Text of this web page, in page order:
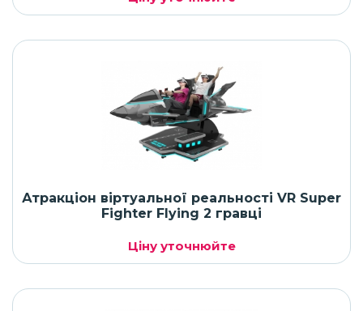
Атракціон віртуальної реальності VR Super
Fighter Flying 2 гравці
Ціну уточнюйте